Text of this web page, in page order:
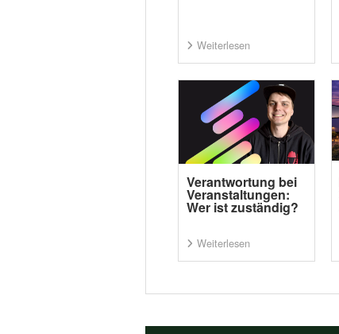
Weiterlesen
Verantwortung bei
Veranstaltungen:
Wer ist zuständig?
Weiterlesen